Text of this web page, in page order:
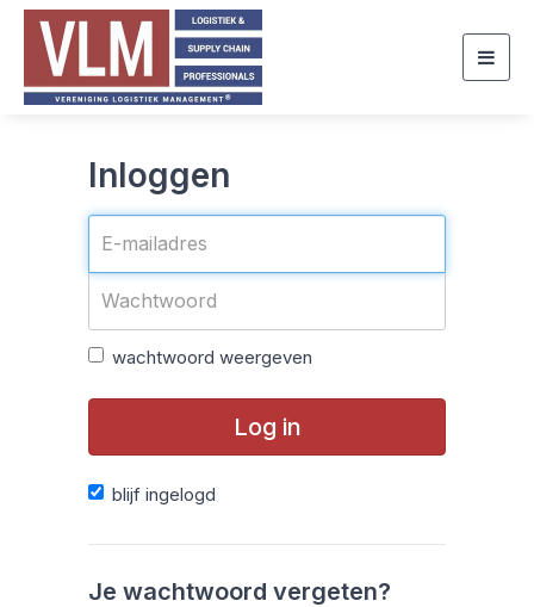
Inloggen
wachtwoord weergeven
Log in
blijf ingelogd
Je wachtwoord vergeten?